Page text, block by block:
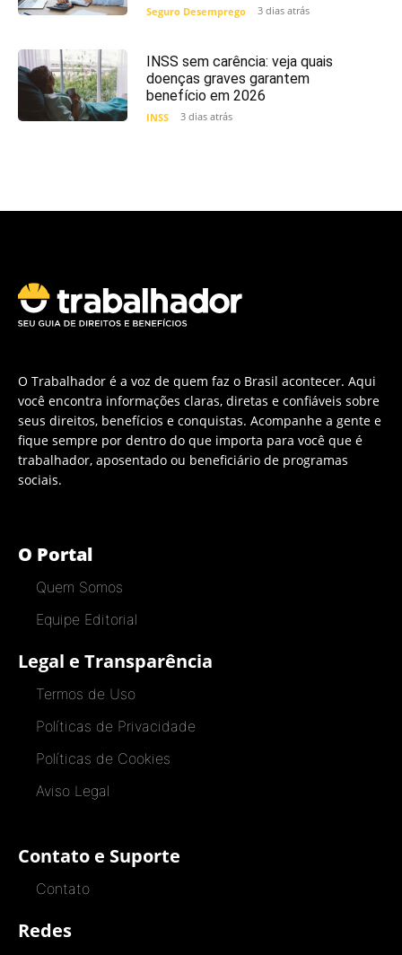
Seguro Desemprego 3 dias atrás
INSS sem carência: veja quais
doenças graves garantem
benefício em 2026
INSS 3 dias atrás
O Trabalhador é a voz de quem faz o Brasil acontecer. Aqui
você encontra informações claras, diretas e confiáveis sobre
seus direitos, benefícios e conquistas. Acompanhe a gente e
fique sempre por dentro do que importa para você que é
trabalhador, aposentado ou beneficiário de programas
sociais.
O Portal
Quem Somos
Equipe Editorial
Legal e Transparência
Termos de Uso
Políticas de Privacidade
Políticas de Cookies
Aviso Legal
Contato e Suporte
Contato
Redes